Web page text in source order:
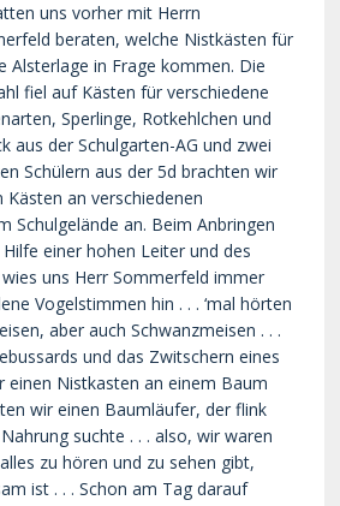
uns vorher mit Herrn
beraten, welche Nistkästen für
Alsterlage in Frage kommen. Die
fiel auf Kästen für verschiedene
Sperlinge, Rotkehlchen und
aus der Schulgarten-AG und zwei
Schülern aus der 5d brachten wir
an verschiedenen
Schulgelände an. Beim Anbringen
einer hohen Leiter und des
uns Herr Sommerfeld immer
Vogelstimmen hin . . . ‘mal hörten
aber auch Schwanzmeisen . . .
und das Zwitschern eines
einen Nistkasten an einem Baum
wir einen Baumläufer, der flink
suchte . . . also, wir waren
zu hören und zu sehen gibt,
ist . . . Schon am Tag darauf